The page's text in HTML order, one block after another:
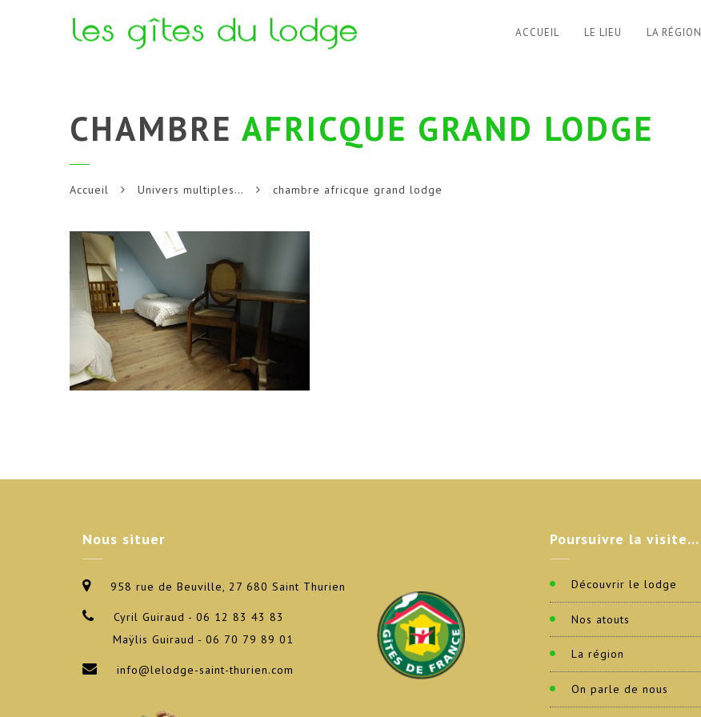
ACCUEIL LE LIEU LA RÉGION
CHAMBRE AFRICQUE GRAND LODGE
Accueil Univers multiples… chambre africque grand lodge
Nous situer
958 rue de Beuville, 27 680 Saint Thurien
Cyril Guiraud - 06 12 83 43 83
Maÿlis Guiraud - 06 70 79 89 01
info@lelodge-saint-thurien.com
Poursuivre la visite…
Découvrir le lodge
Nos atouts
La région
On parle de nous